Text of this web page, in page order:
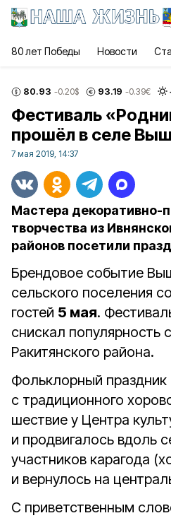
80 лет Победы Новости
80.93 -0.20$ 93.19 -0.39€
Фестиваль
прошёл в селе
7 мая 2019, 14:37
Мастера декоративно-
творчества из
районов посетили
Брендовое событие
сельского поселения
гостей 5 мая.
снискал популярность
Ракитянского района.
Фольклорный праздник
с традиционного
шествие у Центра
и продвигалось вдоль
участников карагода
и вернулось на
С приветственным